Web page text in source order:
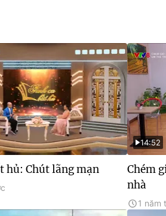
hủ: Chút lãng mạn
14:52
Chém
nhà
1 năm